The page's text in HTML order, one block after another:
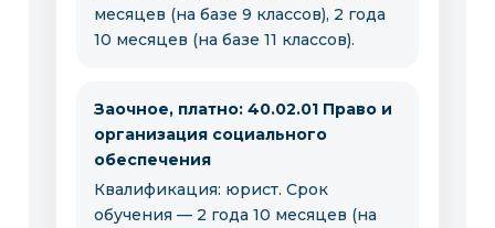
месяцев (на базе 9 классов), 2 года
10 месяцев (на базе 11 классов).
Заочное, платно: 40.02.01 Право и
организация социального
обеспечения
Квалификация: юрист. Срок
обучения — 2 года 10 месяцев (на